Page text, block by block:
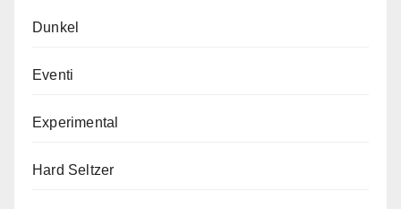
Dunkel
Eventi
Experimental
Hard Seltzer